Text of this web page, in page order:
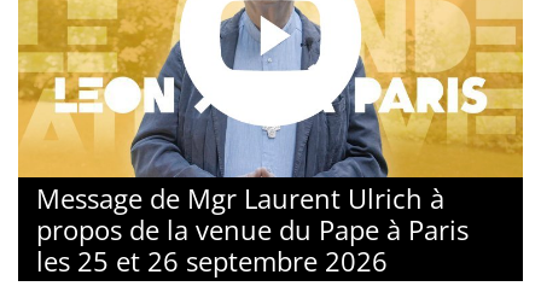
Message de Mgr Laurent Ulrich à
propos de la venue du Pape à Paris
les 25 et 26 septembre 2026